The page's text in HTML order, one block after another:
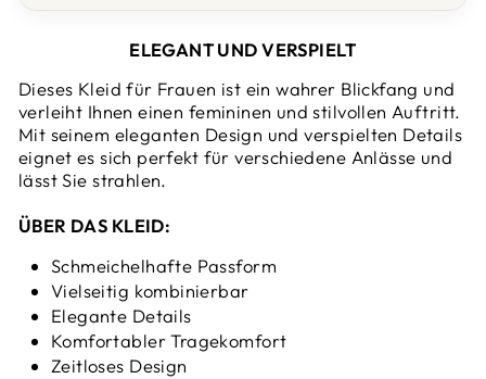
ELEGANT UND VERSPIELT
Dieses Kleid für Frauen ist ein wahrer Blickfang und
verleiht Ihnen einen femininen und stilvollen Auftritt.
Mit seinem eleganten Design und verspielten Details
eignet es sich perfekt für verschiedene Anlässe und
lässt Sie strahlen.
ÜBER DAS KLEID:
Schmeichelhafte Passform
Vielseitig kombinierbar
Elegante Details
Komfortabler Tragekomfort
Zeitloses Design